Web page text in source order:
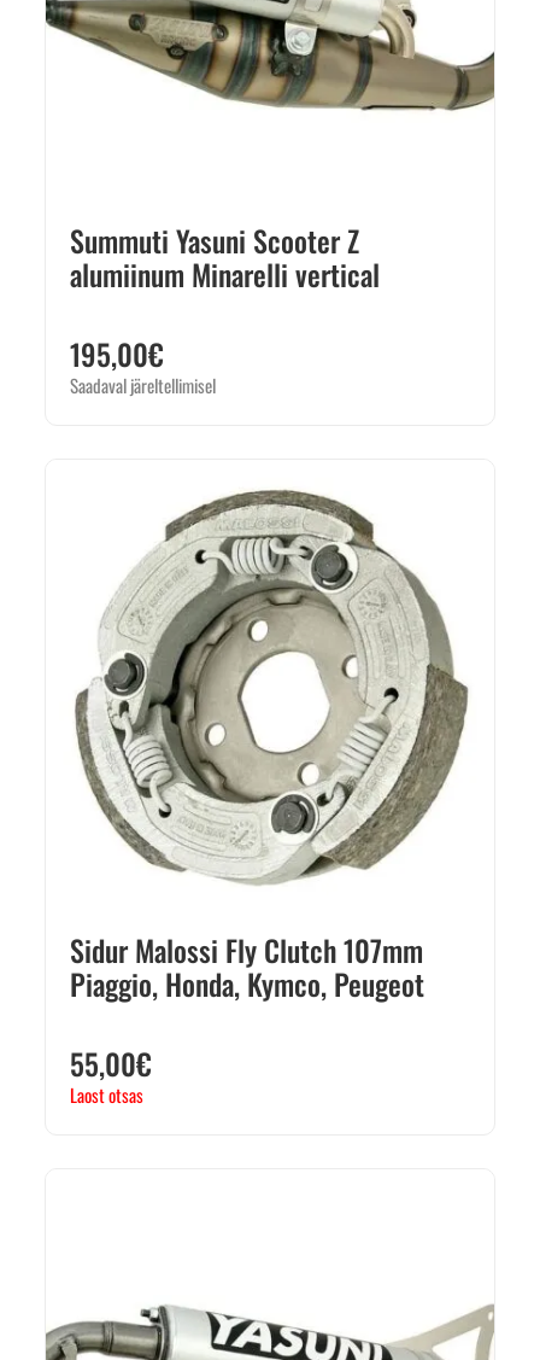
Summuti Yasuni Scooter Z
alumiinum Minarelli vertical
195,00€
Saadaval järeltellimisel
Sidur Malossi Fly Clutch 107mm
Piaggio, Honda, Kymco, Peugeot
55,00€
Laost otsas